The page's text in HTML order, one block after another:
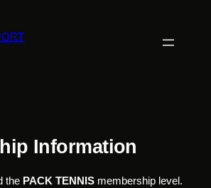
Information
the PACK TENNISmembership level.